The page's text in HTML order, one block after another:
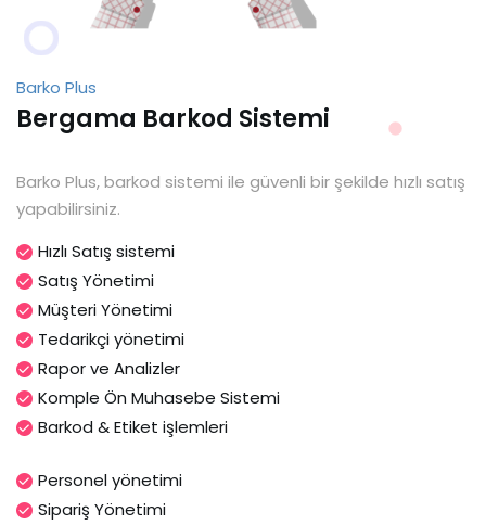
Barko Plus
Bergama Barkod Sistemi
Barko Plus, barkod sistemi ile güvenli bir şekilde hızlı satış
yapabilirsiniz.
Hızlı Satış sistemi
Satış Yönetimi
Müşteri Yönetimi
Tedarikçi yönetimi
Rapor ve Analizler
Komple Ön Muhasebe Sistemi
Barkod & Etiket işlemleri
Personel yönetimi
Sipariş Yönetimi